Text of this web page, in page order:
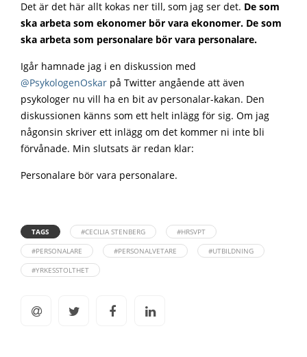
Det är det här allt kokas ner till, som jag ser det. De som
ska arbeta som ekonomer bör vara ekonomer. De som
ska arbeta som personalare bör vara personalare.
Igår hamnade jag i en diskussion med
@PsykologenOskar på Twitter angående att även
psykologer nu vill ha en bit av personalar-kakan. Den
diskussionen känns som ett helt inlägg för sig. Om jag
någonsin skriver ett inlägg om det kommer ni inte bli
förvånade. Min slutsats är redan klar:
Personalare bör vara personalare.
TAGS #CECILIA STENBERG
#HRSVPT
#PERSONALARE
#PERSONALVETARE
#UTBILDNING
#YRKESSTOLTHET